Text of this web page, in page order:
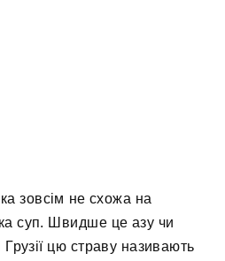
зовсім не схожа на
суп. Швидше це азу чи
цю страву називають